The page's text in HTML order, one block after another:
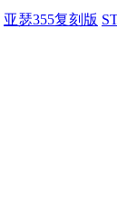
亚瑟355复刻版